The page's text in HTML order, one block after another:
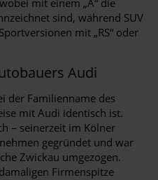
sind, während SUV
mit „RS“ oder
Audi
der Familienname des
mit Audi identisch ist.
– seinerzeit im Kölner
gegründet und war
Zwickau umgezogen.
Firmenspitze